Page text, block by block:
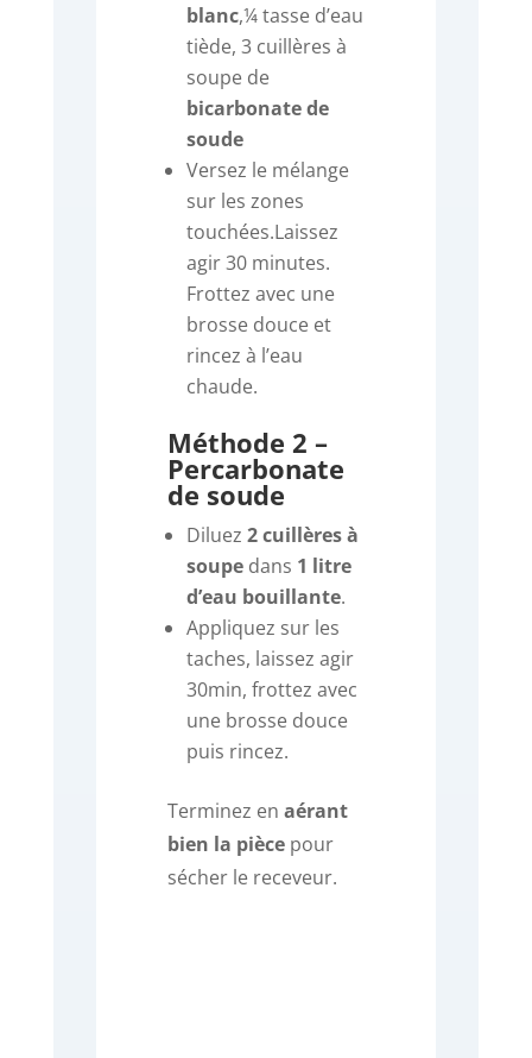
blanc,¼ tasse d’eau
tiède, 3 cuillères à
soupe de
bicarbonate de
soude
Versez le mélange
sur les zones
touchées.Laissez
agir 30 minutes.
Frottez avec une
brosse douce et
rincez à l’eau
chaude.
Méthode 2 –
Percarbonate
de soude
Diluez 2 cuillères à
soupedans 1 litre
d’eau bouillante.
Appliquez sur les
taches, laissez agir
30min, frottez avec
une brosse douce
puis rincez.
Terminez en aérant
bien la piècepour
sécher le receveur.